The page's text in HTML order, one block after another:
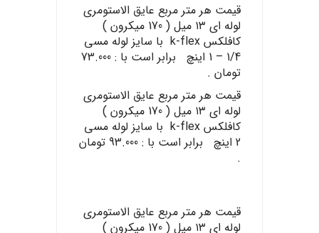
قیمت هر متر مربع عایق الاستومری
لوله ای ۱۳ میل ( 170 میکرون )
کافلکس k-flex با سایز لوله مسی
1/4 – 1 اینچ برابر است با : 73.000
تومان .
قیمت هر متر مربع عایق الاستومری
لوله ای ۱۳ میل ( 170 میکرون )
کافلکس k-flex با سایز لوله مسی
2 اینچ برابر است با : 93.000 تومان
.
قیمت هر متر مربع عایق الاستومری
لوله ای ۱۳ میل ( 170 میکرون )